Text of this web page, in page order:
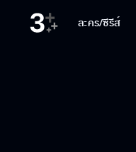
ละคร/ซีรีส์